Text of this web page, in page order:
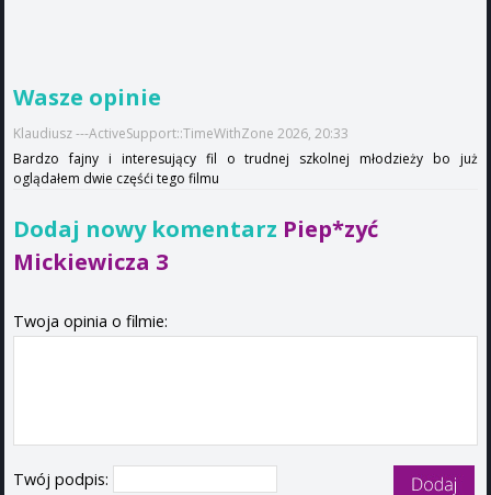
Wasze opinie
Klaudiusz ---ActiveSupport::TimeWithZone 2026, 20:33
Bardzo fajny i interesujący fil o trudnej szkolnej młodzieży bo już
oglądałem dwie częśći tego filmu
Dodaj nowy komentarz Piep*zyć
Mickiewicza 3
Twoja opinia o filmie:
Twój podpis: